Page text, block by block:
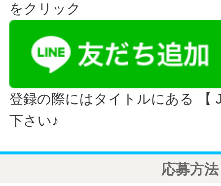
をクリック
登録の際にはタイトルにある 【
下さい♪
応募方法